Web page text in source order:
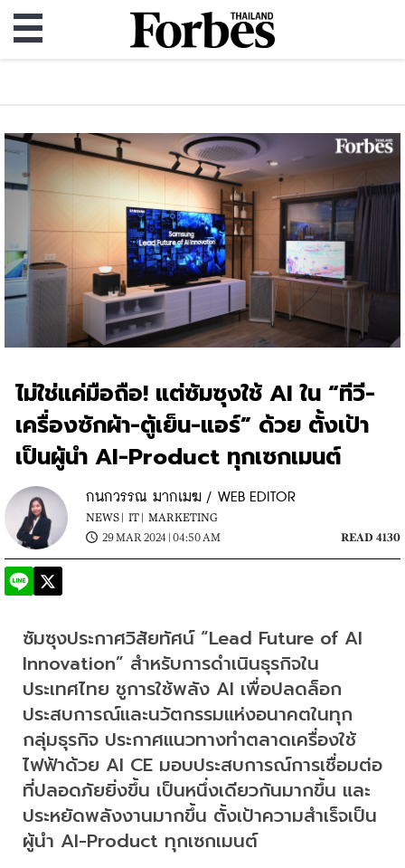
ไม่ใช่แค่มือถือ! แต่ซัมซุงใช้ AI ใน “ทีวี-
เครื่องซักผ้า-ตู้เย็น-แอร์” ด้วย ตั้งเป้า
เป็นผู้นำ AI-Product ทุกเซกเมนต์
กนกวรรณ มากเมฆ / WEB EDITOR
NEWS | IT | MARKETING
29 MAR 2024 | 04:50 AM
READ 4130
ซัมซุงประกาศวิสัยทัศน์ “Lead Future of AI
Innovation” สำหรับการดำเนินธุรกิจใน
ประเทศไทย ชูการใช้พลัง AI เพื่อปลดล็อก
ประสบการณ์และนวัตกรรมแห่งอนาคตในทุก
กลุ่มธุรกิจ ประกาศแนวทางทำตลาดเครื่องใช้
ไฟฟ้าด้วย AI CE มอบประสบการณ์การเชื่อมต่อ
ที่ปลอดภัยยิ่งขึ้น เป็นหนึ่งเดียวกันมากขึ้น และ
ประหยัดพลังงานมากขึ้น ตั้งเป้าความสำเร็จเป็น
ผู้นำ AI-Product ทุกเซกเมนต์